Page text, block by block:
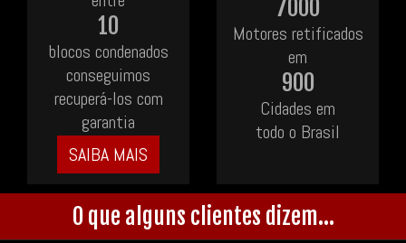
10
blocos condenados
conseguimos
recuperá-los com
garantia
SAIBA MAIS
7000
Motores retificados
em
900
Cidades em
todo o Brasil
O que alguns clientes dizem...